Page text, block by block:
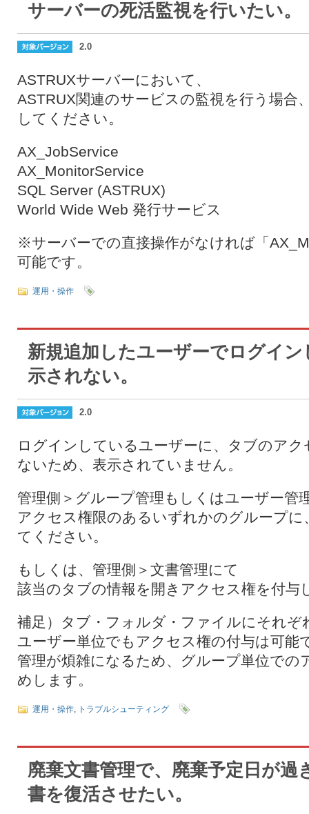
サーバーの死活監視を行いたい。
2.0
ASTRUXサーバーにおいて、
ASTRUX関連のサービスの監視を行う場合
してください。
AX_JobService
AX_MonitorService
SQL Server (ASTRUX)
World Wide Web 発行サービス
※サーバーでの直接操作がなければ「
可能です。
運用・操作
新規追加したユーザーでログイ
示されない。
2.0
ログインしているユーザーに、タブのア
ないため、表示されていません。
管理側＞グループ管理もしくはユーザー管
アクセス権限のあるいずれかのグループに
てください。
もしくは、管理側＞文書管理にて
該当のタブの情報を開きアクセス権を付与
補足）タブ・フォルダ・ファイルにそれぞ
ユーザー単位でもアクセス権の付与は可能
管理が煩雑になるため、グループ単位での
めします。
運用・操作, トラブルシューティング
廃棄文書管理で、廃棄予定日が過
書を復活させたい。